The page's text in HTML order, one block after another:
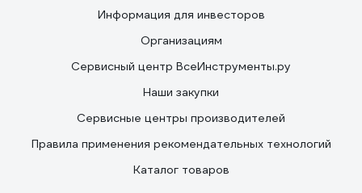
Информация для инвесторов
Организациям
Сервисный центр ВсеИнструменты.ру
Наши закупки
Сервисные центры производителей
Правила применения рекомендательных технологий
Каталог товаров